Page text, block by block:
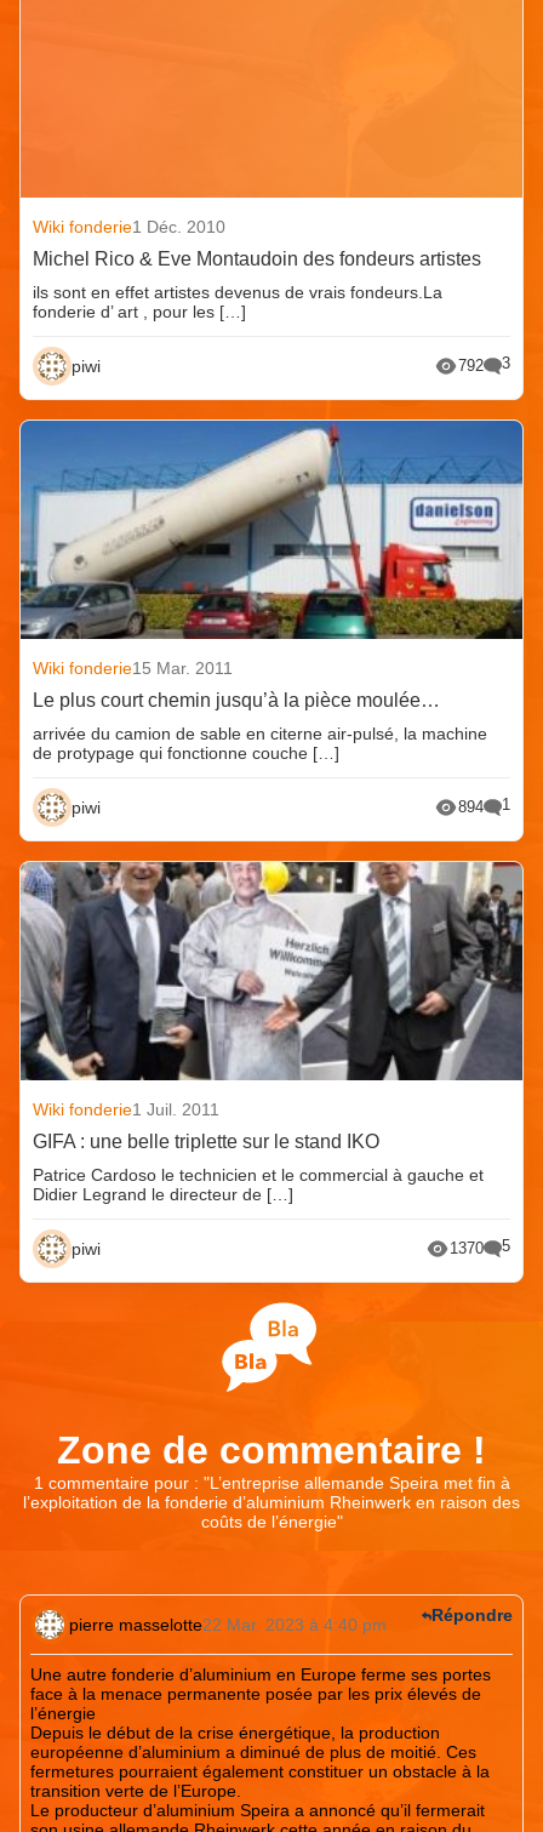
Wiki fonderie1 Déc. 2010
Michel Rico & Eve Montaudoin des fondeurs artistes
ils sont en effet artistes devenus de vrais fondeurs.La
fonderie d’ art , pour les […]
piwi 792 3
Wiki fonderie15 Mar. 2011
Le plus court chemin jusqu’à la pièce moulée…
arrivée du camion de sable en citerne air-pulsé, la machine
de protypage qui fonctionne couche […]
piwi 894 1
Wiki fonderie1 Juil. 2011
GIFA : une belle triplette sur le stand IKO
Patrice Cardoso le technicien et le commercial à gauche et
Didier Legrand le directeur de […]
piwi 1370 5
Zone de commentaire !
1 commentaire pour : "L’entreprise allemande Speira met fin à
l’exploitation de la fonderie d’aluminium Rheinwerk en raison des
coûts de l’énergie"
pierre masselotte22 Mar. 2023 à 4:40 pm
Une autre fonderie d’aluminium en Europe ferme ses portes
face à la menace permanente posée par les prix élevés de
l’énergie
Depuis le début de la crise énergétique, la production
européenne d’aluminium a diminué de plus de moitié. Ces
fermetures pourraient également constituer un obstacle à la
transition verte de l’Europe.
Le producteur d’aluminium Speira a annoncé qu’il fermerait
Répondre